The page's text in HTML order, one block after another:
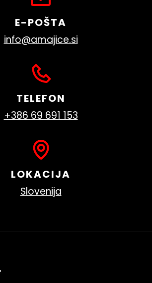
E-POŠTA
info@amajice.si
TELEFON
+386 69 691 153
LOKACIJA
Slovenija